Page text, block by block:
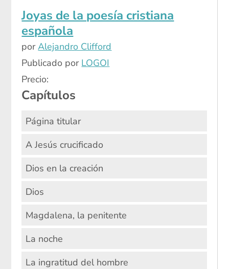
Joyas de la poesía cristiana
española
porAlejandro Clifford
Publicado por LOGOI
Precio:
Capítulos
Página titular
A Jesús crucificado
Dios en la creación
Dios
Magdalena, la penitente
La noche
La ingratitud del hombre